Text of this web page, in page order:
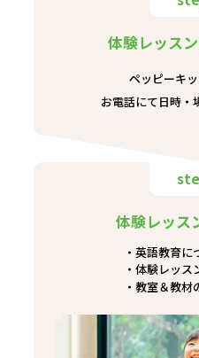
体験レッス
ペッピーキ
お電話にて日時・
体験レッス
英語教育に
体験レッス
教室＆教材